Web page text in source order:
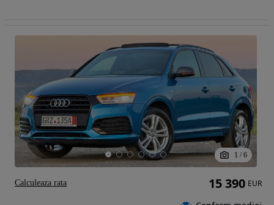
1 / 6
15 390 EUR
Calculeaza rata